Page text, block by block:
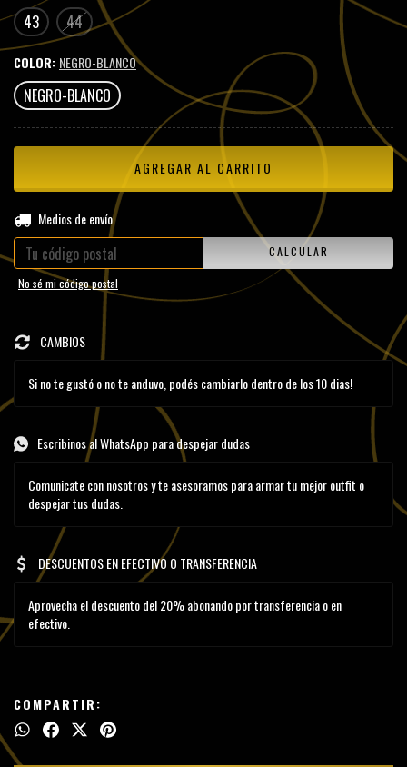
43
44
COLOR: NEGRO-BLANCO
NEGRO-BLANCO
Entregas para el CP: CAMBIAR CP
Medios de envío
CALCULAR
No sé mi código postal
CAMBIOS
Si no te gustó o no te anduvo, podés cambiarlo dentro de los 10 dias!
Escribinos al WhatsApp para despejar dudas
Comunicate con nosotros y te asesoramos para armar tu mejor outfit o
despejar tus dudas.
DESCUENTOS EN EFECTIVO O TRANSFERENCIA
Aprovecha el descuento del 20% abonando por transferencia o en
efectivo.
COMPARTIR: